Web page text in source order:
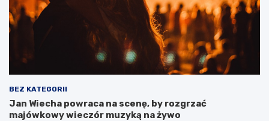
BEZ KATEGORII
Jan Wiecha powraca na scenę, by rozgrzać
majówkowy wieczór muzyką na żywo